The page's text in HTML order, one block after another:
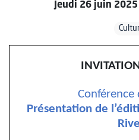
Jeudi 26 juin
Conférence
Présentation de